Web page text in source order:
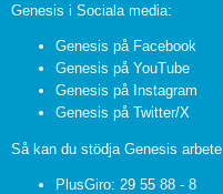
Genesis i Sociala media:
Genesis på Facebook
Genesis på YouTube
Genesis på Instagram
Genesis på Twitter/X
Så kan du stödja Genesis arbete
PlusGiro: 29 55 88 - 8